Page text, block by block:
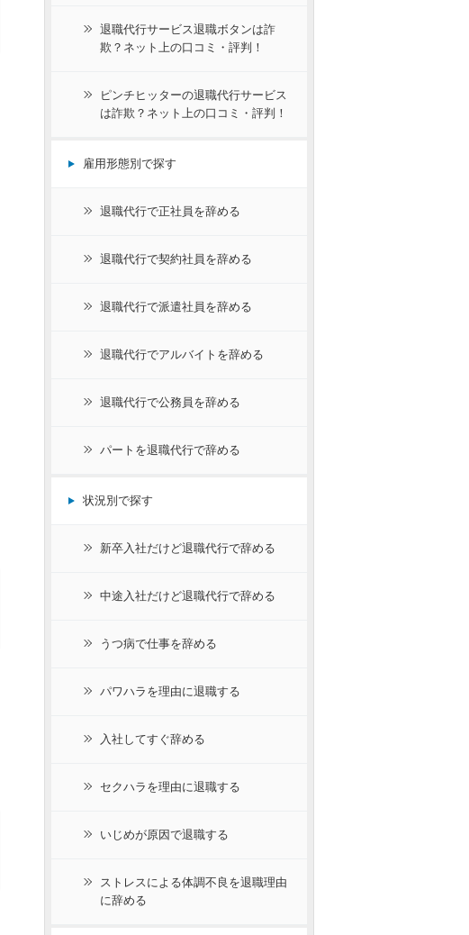
退職代行サービス退職ボタンは詐
欺？ネット上の口コミ・評判！
ピンチヒッターの退職代行サービス
は詐欺？ネット上の口コミ・評判！
雇用形態別で探す
退職代行で正社員を辞める
退職代行で契約社員を辞める
退職代行で派遣社員を辞める
退職代行でアルバイトを辞める
退職代行で公務員を辞める
パートを退職代行で辞める
状況別で探す
新卒入社だけど退職代行で辞める
中途入社だけど退職代行で辞める
うつ病で仕事を辞める
パワハラを理由に退職する
入社してすぐ辞める
セクハラを理由に退職する
いじめが原因で退職する
ストレスによる体調不良を退職理由
に辞める